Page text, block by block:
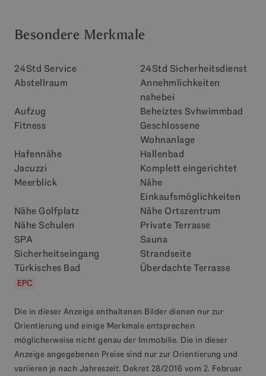
Besondere Merkmale
24Std Service
24Std Sicherheitsdienst
Abstellraum
Annehmlichkeiten
nahebei
Aufzug
Beheiztes Svhwimmbad
Fitness
Geschlossene
Wohnanlage
Hafennähe
Hallenbad
Jacuzzi
Komplett eingerichtet
Meerblick
Nähe
Einkaufsmöglichkeiten
Nähe Golfplatz
Nähe Ortszentrum
Nähe Schulen
Private Terrasse
SPA
Sauna
Sicherheitseingang
Strandseite
Türkisches Bad
Überdachte Terrasse
EPC
Die in dieser Anzeige enthaltenen Bilder dienen nur zur
Orientierung und einige Merkmale entsprechen
möglicherweise nicht genau der Immobilie. Die in dieser
Anzeige angegebenen Preise sind nur zur Orientierung und
variieren je nach Jahreszeit. Dekret 28/2016 vom 2. Februar